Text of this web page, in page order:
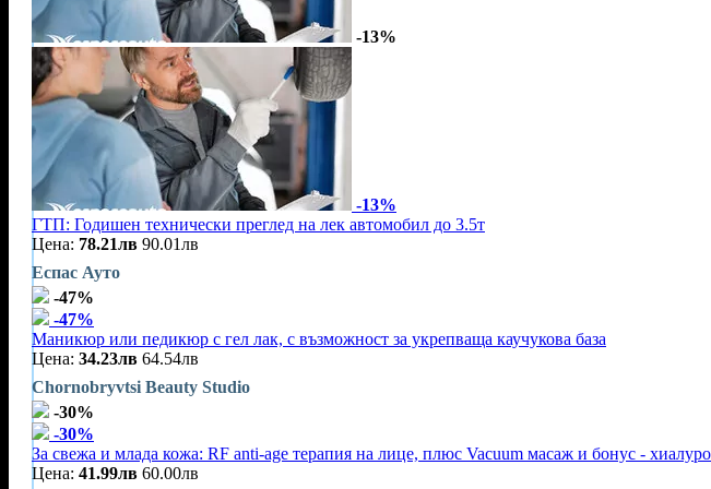
-13%
-13%
ГТП: Годишен технически преглед на лек автомобил до 3.5т
Цена: 78.21лв 90.01лв
Еспас Ауто
-47%
-47%
Маникюр или педикюр с гел лак, с възможност за укрепваща каучукова база
Цена: 34.23лв 64.54лв
Chornobryvtsi Beauty Studio
-30%
-30%
За свежа и млада кожа: RF anti-age терапия на лице, плюс Vacuum масаж и бонус -
Цена: 41.99лв 60.00лв